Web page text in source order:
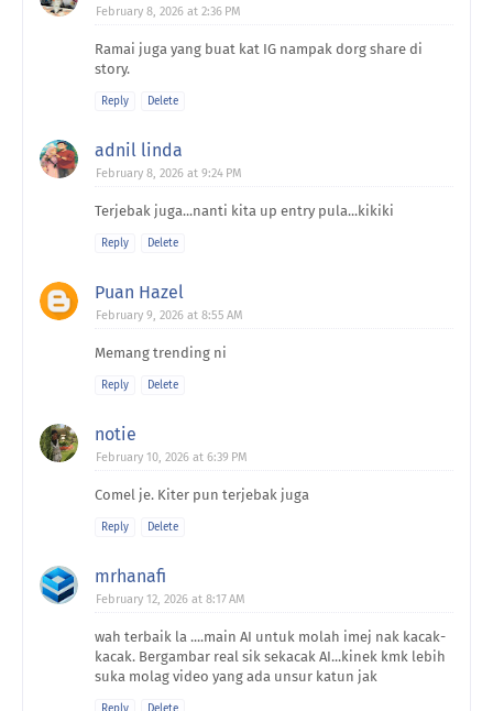
February 8, 2026 at 2:36 PM
Ramai juga yang buat kat IG nampak dorg share di
story.
Reply Delete
adnil linda
February 8, 2026 at 9:24 PM
Terjebak juga...nanti kita up entry pula...kikiki
Reply Delete
Puan Hazel
February 9, 2026 at 8:55 AM
Memang trending ni
Reply Delete
notie
February 10, 2026 at 6:39 PM
Comel je. Kiter pun terjebak juga
Reply Delete
mrhanafi
February 12, 2026 at 8:17 AM
wah terbaik la ....main AI untuk molah imej nak kacak-
kacak. Bergambar real sik sekacak AI...kinek kmk lebih
suka molag video yang ada unsur katun jak